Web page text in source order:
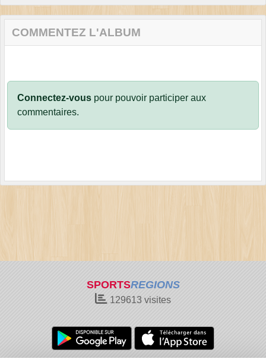
COMMENTEZ L'ALBUM
Connectez-vous pour pouvoir participer aux
commentaires.
SPORTSREGIONS
129613 visites